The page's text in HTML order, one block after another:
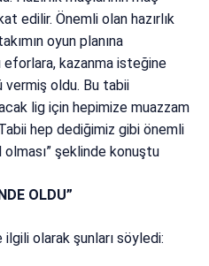
edilir. Önemli olan hazırlık
oyun planına
eforlara, kazanma isteğine
vermiş oldu. Bu tabii
lig için hepimize muazzam
hep dediğimiz gibi önemli
şeklinde konuştu
OLDU”
olarak şunları söyledi: